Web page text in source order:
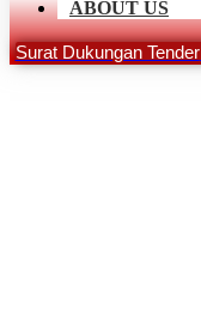
ABOUT US
Surat Dukungan Tender